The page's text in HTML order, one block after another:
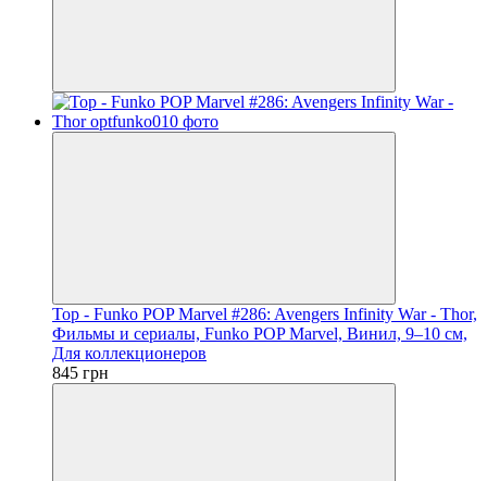
Тор - Funko POP Marvel #286: Avengers Infinity War - Thor,
Фильмы и сериалы, Funko POP Marvel, Винил, 9–10 см,
Для коллекционеров
845 грн